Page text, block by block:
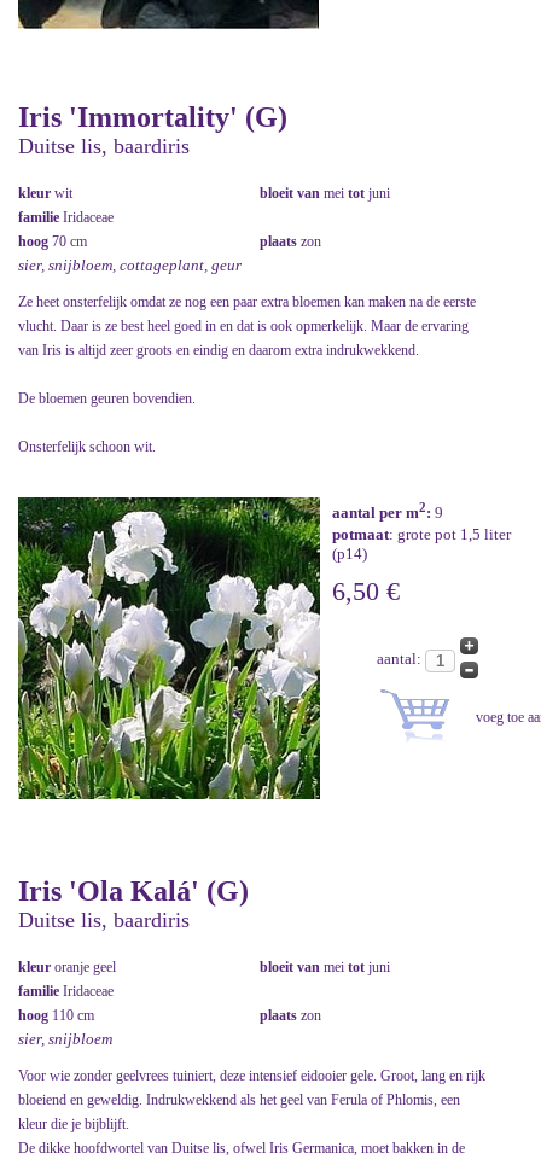
Iris 'Immortality' (G)
Duitse lis, baardiris
kleur wit bloeit van mei tot juni
familie Iridaceae
hoog 70 cm plaats zon
sier, snijbloem, cottageplant, geur
Ze heet onsterfelijk omdat ze nog een paar extra bloemen kan maken na de eerste
vlucht. Daar is ze best heel goed in en dat is ook opmerkelijk. Maar de ervaring
van Iris is altijd zeer groots en eindig en daarom extra indrukwekkend.
De bloemen geuren bovendien.
Onsterfelijk schoon wit.
aantal per m2: 9
potmaat: grote pot 1,5 liter
(p14)
6,50 €
aantal:
Iris 'Ola Kalá' (G)
Duitse lis, baardiris
kleur oranje geel bloeit van mei tot juni
familie Iridaceae
hoog 110 cm plaats zon
sier, snijbloem
Voor wie zonder geelvrees tuiniert, deze intensief eidooier gele. Groot, lang en rijk
bloeiend en geweldig. Indrukwekkend als het geel van Ferula of Phlomis, een
kleur die je bijblijft.
De dikke hoofdwortel van Duitse lis, ofwel Iris Germanica, moet bakken in de